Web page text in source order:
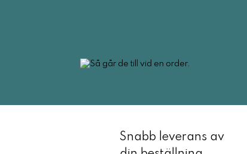
Snabb leverans av